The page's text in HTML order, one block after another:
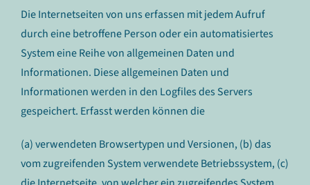
Die Internetseiten von uns erfassen mit jedem Aufruf
durch eine betroffene Person oder ein automatisiertes
System eine Reihe von allgemeinen Daten und
Informationen. Diese allgemeinen Daten und
Informationen werden in den Logfiles des Servers
gespeichert. Erfasst werden können die
(a) verwendeten Browsertypen und Versionen, (b) das
vom zugreifenden System verwendete Betriebssystem, (c)